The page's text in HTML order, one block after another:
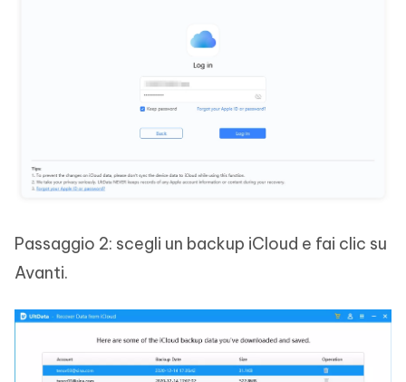
Passaggio 2: scegli un backup iCloud e fai clic su
Avanti.